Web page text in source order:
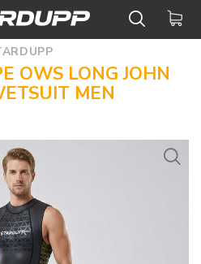
OWS LONG JOHN
MEN